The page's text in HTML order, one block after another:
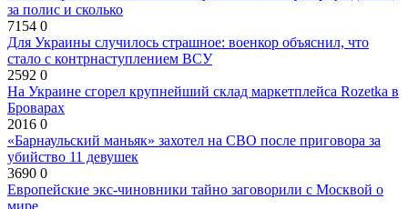
за полис и сколько
7154 0
Для Украины случилось страшное: военкор объяснил, что
стало с контрнаступлением ВСУ
2592 0
На Украине сгорел крупнейший склад маркетплейса Rozetka в
Броварах
2016 0
«Барнаульский маньяк» захотел на СВО после приговора за
убийство 11 девушек
3690 0
Европейские экс-чиновники тайно заговорили с Москвой о
мире